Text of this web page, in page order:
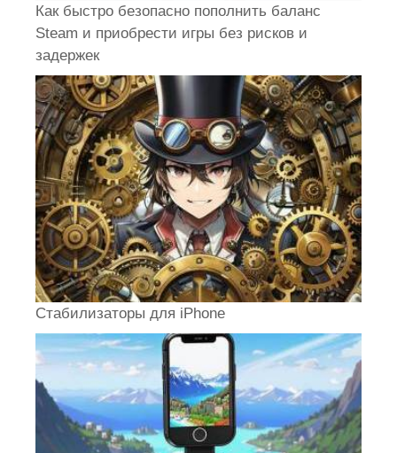
Как быстро безопасно пополнить баланс
Steam и приобрести игры без рисков и
задержек
Стабилизаторы для iPhone